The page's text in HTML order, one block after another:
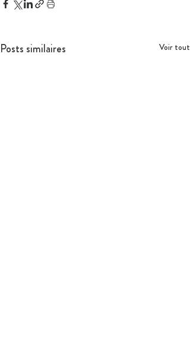
Posts similaires Voir tout